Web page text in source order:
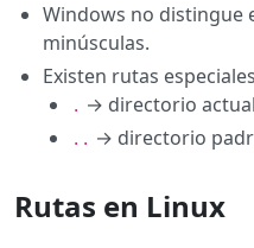
Windows no distingue
minúsculas.
Existen rutas
. → directorio actual
.. → directorio
Rutas en Linux